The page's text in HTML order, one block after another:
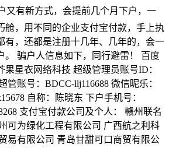
有新方式，会提前几个月下户，一
舱，用不同的企业支付宝付款，手上执
有，还都是注册十几年、几年的，会一
。 骗户人信息如下，同行避雷！ 百度
果星衣网络科技 超级管理员账号ID：
管账号：BDCC-llj116688 微信昵乐：
自称：陈晓东 下户手机号：
支付宝付款公司及个人： 赣州联名
可为绿化工程有限公司 广西航之利科
易有限公司 青岛甘甜可口商贸有限公